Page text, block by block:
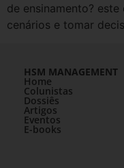
de ensinamento?
cenários e tomar
HSM MANAGEMENT
Home
Colunistas
Dossiês
Artigos
Eventos
E-books